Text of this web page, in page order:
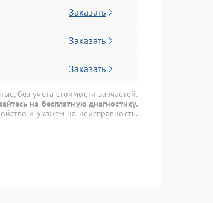
Заказать
Заказать
Заказать
без учета стоимости запчастей.
на бесплатную диагностику.
и укажем на неисправность.